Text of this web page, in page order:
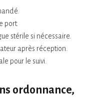
port.
stérile si nécessaire.
après réception.
pour le suivi.
ordonnance,